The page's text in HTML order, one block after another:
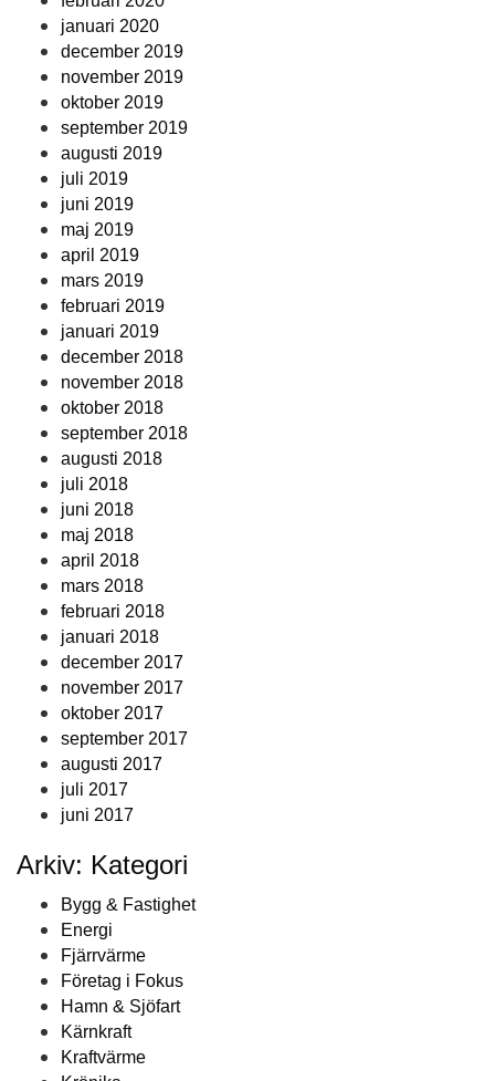
januari 2020
december 2019
november 2019
oktober 2019
september 2019
augusti 2019
juli 2019
juni 2019
maj 2019
april 2019
mars 2019
februari 2019
januari 2019
december 2018
november 2018
oktober 2018
september 2018
augusti 2018
juli 2018
juni 2018
maj 2018
april 2018
mars 2018
februari 2018
januari 2018
december 2017
november 2017
oktober 2017
september 2017
augusti 2017
juli 2017
juni 2017
Arkiv: Kategori
Bygg & Fastighet
Energi
Fjärrvärme
Företag i Fokus
Hamn & Sjöfart
Kärnkraft
Kraftvärme